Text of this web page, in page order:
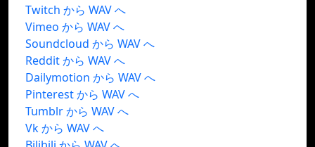
Twitch から WAV へ
Vimeo から WAV へ
Soundcloud から WAV へ
Reddit から WAV へ
Dailymotion から WAV へ
Pinterest から WAV へ
Tumblr から WAV へ
Vk から WAV へ